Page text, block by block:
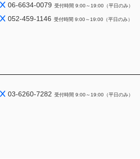
06-6634-0079 受付時間 9:00～19:00（平日のみ）
052-459-1146 受付時間 9:00～19:00（平日のみ）
03-6260-7282 受付時間 9:00～19:00（平日のみ）